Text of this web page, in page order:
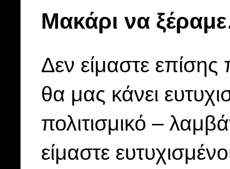
Μακάρι να
Δεν είμαστε επίσης
θα μας κάνει
πολιτισμικό –
είμαστε